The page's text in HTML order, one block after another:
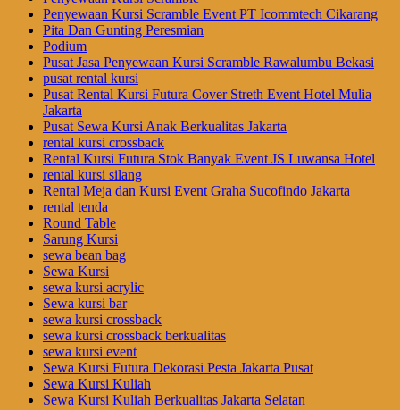
Penyewaan Kursi Scramble Event PT Icommtech Cikarang
Pita Dan Gunting Peresmian
Podium
Pusat Jasa Penyewaan Kursi Scramble Rawalumbu Bekasi
pusat rental kursi
Pusat Rental Kursi Futura Cover Streth Event Hotel Mulia
Jakarta
Pusat Sewa Kursi Anak Berkualitas Jakarta
rental kursi crossback
Rental Kursi Futura Stok Banyak Event JS Luwansa Hotel
rental kursi silang
Rental Meja dan Kursi Event Graha Sucofindo Jakarta
rental tenda
Round Table
Sarung Kursi
sewa bean bag
Sewa Kursi
sewa kursi acrylic
Sewa kursi bar
sewa kursi crossback
sewa kursi crossback berkualitas
sewa kursi event
Sewa Kursi Futura Dekorasi Pesta Jakarta Pusat
Sewa Kursi Kuliah
Sewa Kursi Kuliah Berkualitas Jakarta Selatan